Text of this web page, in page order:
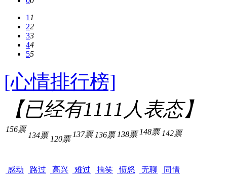
11
22
33
44
55
[心情排行榜]
【已经有1111 人表态】
156票
感动
134票
路过
120票
高兴
137票
难过
136票
搞笑
138票
愤怒
148票
无聊
142票
同情